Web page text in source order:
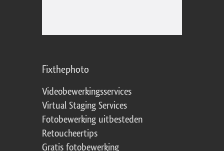
Fixthephoto
Videobewerkingsservices
Virtual Staging Services
Fotobewerking uitbesteden
Retoucheertips
Gratis fotobewerking